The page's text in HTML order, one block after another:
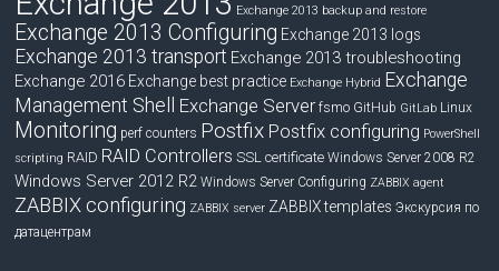
Exchange 2013 backup and restore
Exchange 2013 Configuring Exchange 2013 logs
Exchange 2013 transport Exchange 2013 troubleshooting
Exchange 2016 Exchange best practice Exchange Hybrid Exchange
Management Shell
Exchange Server fsmo GitHub GitLab Linux
Monitoring perf counters Postfix Postfix configuring PowerShell
scripting RAID RAID Controllers SSL certificate Windows Server 2008 R2
Windows Server 2012 R2 Windows Server Configuring ZABBIX agent
ZABBIX configuring ZABBIX server ZABBIX templates Экскурсия по
датацентрам